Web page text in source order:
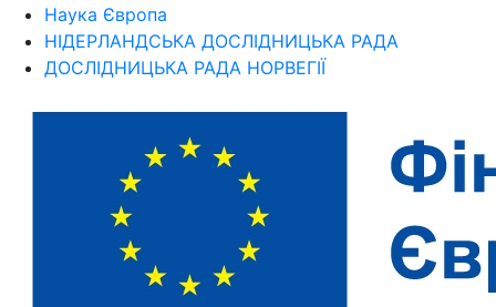
Наука Європа
НІДЕРЛАНДСЬКА ДОСЛІДНИЦЬКА РАДА
ДОСЛІДНИЦЬКА РАДА НОРВЕГІЇ